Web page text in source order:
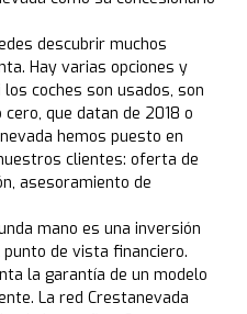
descubrir muchos
Hay varias opciones y
coches son usados, son
que datan de 2018 o
hemos puesto en
clientes: oferta de
asesoramiento de
mano es una inversión
de vista financiero.
la garantía de un modelo
La red Crestanevada